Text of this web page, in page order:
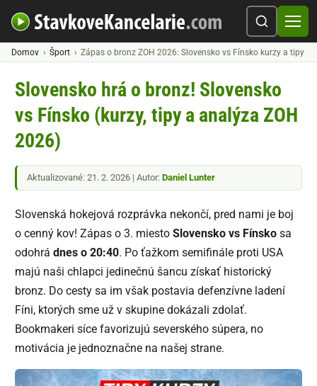
Domov Šport Zápas o bronz ZOH 2026: Slovensko vs Fínsko kurzy a tipy
Slovensko hrá o bronz! Slovensko
vs Fínsko (kurzy, tipy a analýza ZOH
2026)
Aktualizované: 21. 2. 2026 | Autor: Daniel Lunter
Slovenská hokejová rozprávka nekončí, pred nami je boj
o cenný kov! Zápas o 3. miesto Slovensko vs Fínsko sa
odohrá dnes o 20:40. Po ťažkom semifinále proti USA
majú naši chlapci jedinečnú šancu získať historický
bronz. Do cesty sa im však postavia defenzívne ladení
Fíni, ktorých sme už v skupine dokázali zdolať.
Bookmakeri síce favorizujú severského súpera, no
motivácia je jednoznačne na našej strane.